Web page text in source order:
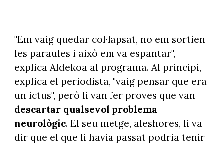
"Em vaig quedar col·lapsat, no em sortien
les paraules i això em va espantar",
explica Aldekoa al programa. Al principi,
explica el periodista, "vaig pensar que era
un ictus", però li van fer proves que van
descartar qualsevol problema
neurològic. El seu metge, aleshores, li va
dir que el que li havia passat podria tenir